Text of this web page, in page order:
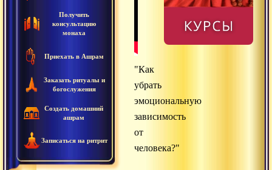
Получить
консультацию
монаха
Приехать в Ашрам
Заказать ритуалы и
богослужения
Создать домашний
ашрам
Записаться на ритрит
"Как
убрать
эмоциональную
зависимость
от
человека?"